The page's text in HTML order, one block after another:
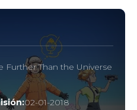
Further Than the Universe
02-01-2018